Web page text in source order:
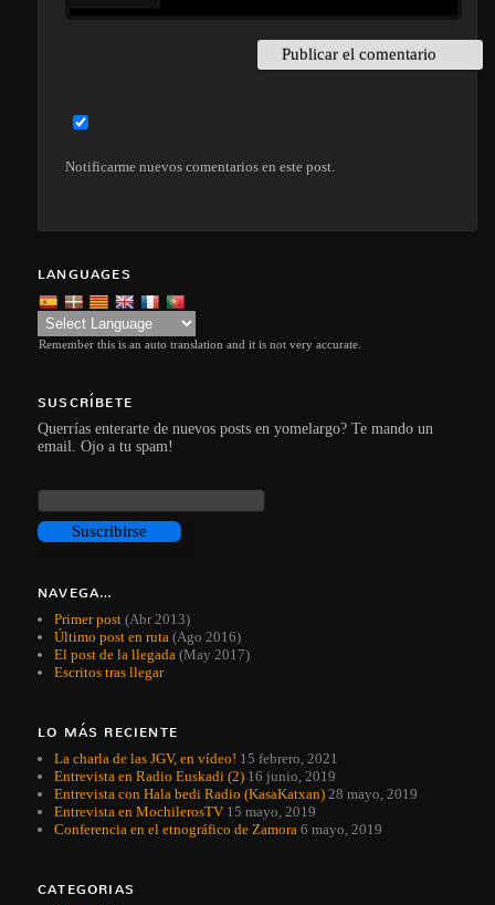
Notificarme nuevos comentarios en este post.
LANGUAGES
Remember this is an auto translation and it is not very accurate.
SUSCRÍBETE
Querrías enterarte de nuevos posts en yomelargo? Te mando un
email. Ojo a tu spam!
NAVEGA…
Primer post (Abr 2013)
Último post en ruta (Ago 2016)
El post de la llegada (May 2017)
Escritos tras llegar
LO MÁS RECIENTE
La charla de las JGV, en vídeo! 15 febrero, 2021
Entrevista en Radio Euskadi (2) 16 junio, 2019
Entrevista con Hala bedi Radio (KasaKatxan) 28 mayo, 2019
Entrevista en MochilerosTV 15 mayo, 2019
Conferencia en el etnográfico de Zamora 6 mayo, 2019
CATEGORIAS